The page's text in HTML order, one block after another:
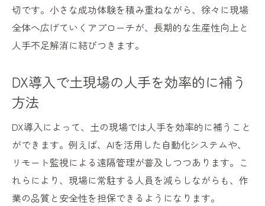
切です。小さな成功体験を積み重ねながら、徐々に現場
全体へ広げていくアプローチが、長期的な生産性向上と
人手不足解消に結びつきます。
DX導入で土現場の人手を効率的に補う
方法
DX導入によって、土の現場では人手を効率的に補うこと
ができます。例えば、AIを活用した自動化システムや、
リモート監視による遠隔管理が普及しつつあります。こ
れらにより、現場に常駐する人員を減らしながらも、作
業の品質と安全性を担保できるようになります。